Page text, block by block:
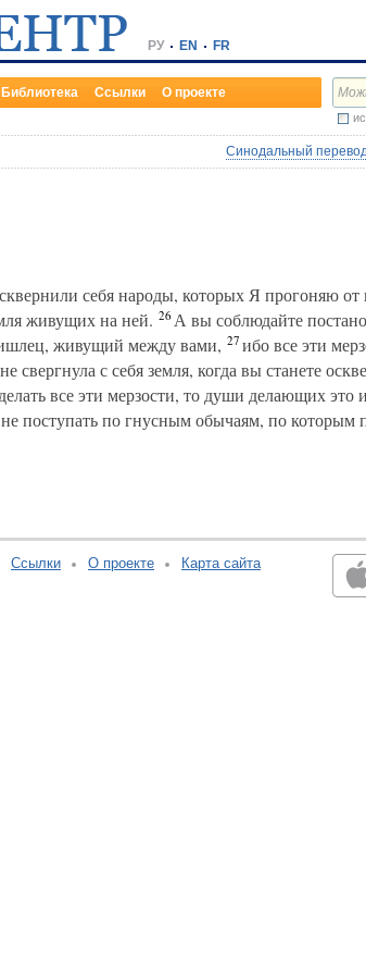
РУ EN FR
Библиотека Ссылки О проекте
Синодальный
себя народы, которых Я прогоняю от
живущих на ней. 26А вы соблюдайте
живущий между вами, 27ибо все эти
свергнула с себя земля, когда вы станете
все эти мерзости, то души делающих это
поступать по гнусным обычаям, по которым
Ссылки О проекте Карта сайта